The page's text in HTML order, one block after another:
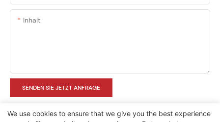
Inhalt
SENDEN SIE JETZT ANFRAGE
We use cookies to ensure that we give you the best experience